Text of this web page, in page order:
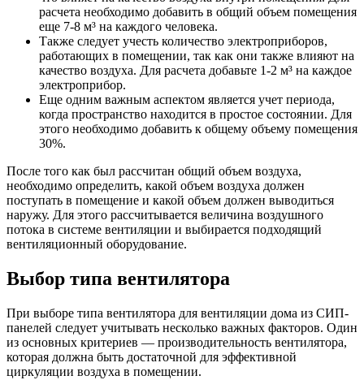
расчета необходимо добавить в общий объем помещения
еще 7-8 м³ на каждого человека.
Также следует учесть количество электроприборов,
работающих в помещении, так как они также влияют на
качество воздуха. Для расчета добавьте 1-2 м³ на каждое
электроприбор.
Еще одним важным аспектом является учет периода,
когда пространство находится в простое состоянии. Для
этого необходимо добавить к общему объему помещения
30%.
После того как был рассчитан общий объем воздуха,
необходимо определить, какой объем воздуха должен
поступать в помещение и какой объем должен выводиться
наружу. Для этого рассчитывается величина воздушного
потока в системе вентиляции и выбирается подходящий
вентиляционный оборудование.
Выбор типа вентилятора
При выборе типа вентилятора для вентиляции дома из СИП-
панелей следует учитывать несколько важных факторов. Один
из основных критериев — производительность вентилятора,
которая должна быть достаточной для эффективной
циркуляции воздуха в помещении.